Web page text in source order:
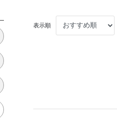
表示順